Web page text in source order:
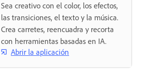
Sea creativo con el color, los efectos,
las transiciones, el texto y la música.
Crea carretes, reencuadra y recorta
con herramientas basadas en IA.
Abrir la aplicación